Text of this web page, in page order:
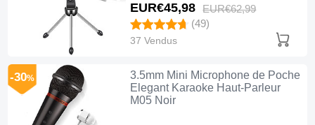
EUR€45,98 EUR€62,99
(49)
37 Vendus
3.5mm Mini Microphone de Poche
Elegant Karaoke Haut-Parleur
M05 Noir
-30%